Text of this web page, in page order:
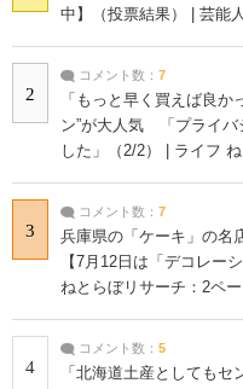
中】（投票結果） | 芸能
2
コメント数： 7
「もっと早く買えば良
ン”が大人気 「プライバ
した」（2/2） | ライフ
3
コメント数： 7
兵庫県の「ケーキ」の名
【7月12日は「デコレー
ねとらぼリサーチ：2ペー
4
コメント数： 5
「北海道土産としてもセ